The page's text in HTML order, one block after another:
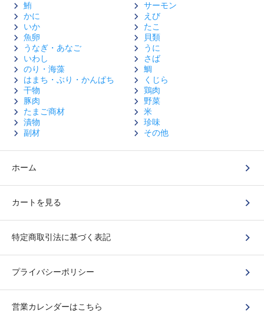
鮪
サーモン
かに
えび
いか
たこ
魚卵
貝類
うなぎ・あなご
うに
いわし
さば
のり・海藻
鯛
はまち・ぶり・かんぱち
くじら
干物
鶏肉
豚肉
野菜
たまご商材
米
漬物
珍味
副材
その他
ホーム
カートを見る
特定商取引法に基づく表記
プライバシーポリシー
営業カレンダーはこちら